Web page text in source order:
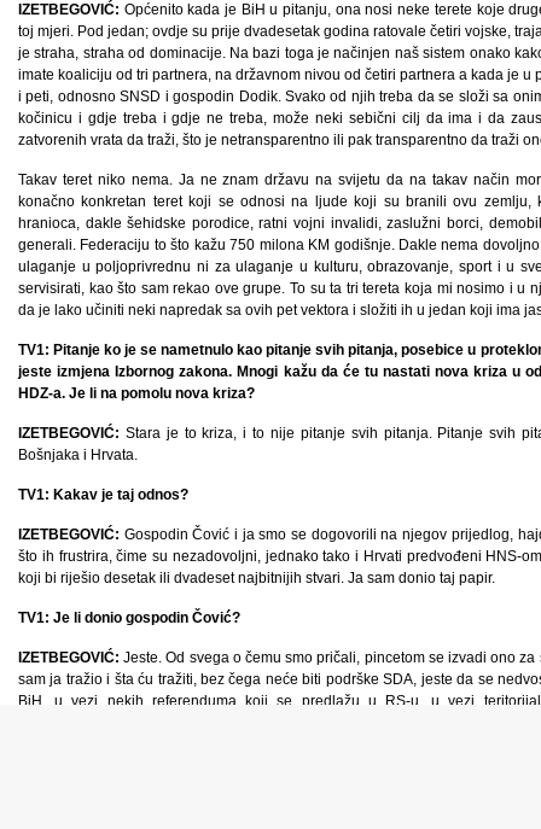
IZETBEGOVIĆ: Općenito kada je BiH u pitanju, ona nosi neke terete koje
toj mjeri. Pod jedan; ovdje su prije dvadesetak godina ratovale četiri vojske,
je straha, straha od dominacije. Na bazi toga je načinjen naš sistem onako
imate koaliciju od tri partnera, na državnom nivou od četiri partnera a kada je
i peti, odnosno SNSD i gospodin Dodik. Svako od njih treba da se složi sa
kočinicu i gdje treba i gdje ne treba, može neki sebični cilj da ima i da
zatvorenih vrata da traži, što je netransparentno ili pak transparentno da traži
Takav teret niko nema. Ja ne znam državu na svijetu da na takav način
konačno konkretan teret koji se odnosi na ljude koji su branili ovu
hranioca, dakle šehidske porodice, ratni vojni invalidi, zaslužni borci,
generali. Federaciju to što kažu 750 milona KM godišnje. Dakle nema
ulaganje u poljoprivrednu ni za ulaganje u kulturu, obrazovanje, sport i u
servisirati, kao što sam rekao ove grupe. To su ta tri tereta koja mi nosimo i u
da je lako učiniti neki napredak sa ovih pet vektora i složiti ih u jedan koji ima
TV1: Pitanje ko je se nametnulo kao pitanje svih pitanja, posebice u
jeste izmjena Izbornog zakona. Mnogi kažu da će tu nastati nova kriza u
HDZ-a. Je li na pomolu nova kriza?
IZETBEGOVIĆ: Stara je to kriza, i to nije pitanje svih pitanja. Pitanje svih
Bošnjaka i Hrvata.
TV1: Kakav je taj odnos?
IZETBEGOVIĆ: Gospodin Čović i ja smo se dogovorili na njegov prijedlog,
što ih frustrira, čime su nezadovoljni, jednako tako i Hrvati predvođeni HNS-
koji bi riješio desetak ili dvadeset najbitnijih stvari. Ja sam donio taj papir.
TV1: Je li donio gospodin Čović?
IZETBEGOVIĆ: Jeste. Od svega o čemu smo pričali, pincetom se izvadi ono
sam ja tražio i šta ću tražiti, bez čega neće biti podrške SDA, jeste da se
BiH, u vezi nekih referenduma koji se predlažu u RS-u, u vezi